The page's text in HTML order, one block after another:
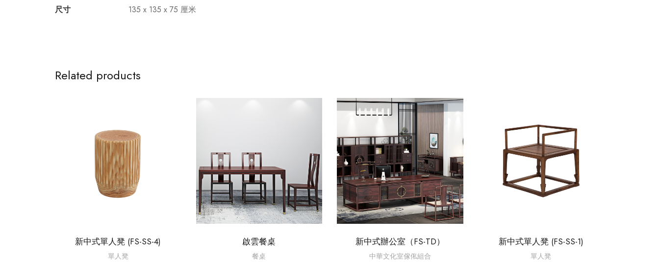
尺寸 135 x 135 x 75 厘米
Related products
新中式單人凳 (FS-SS-4)
單人凳
啟雲餐桌
餐桌
新中式辦公室（FS-TD）
中華文化室傢俬組合
新中式單人凳 (FS-SS-1)
單人凳